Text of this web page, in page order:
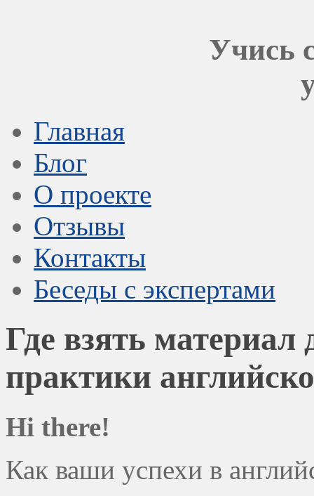
Учись
Главная
Блог
О проекте
Отзывы
Контакты
Беседы с экспертами
Где взять материал
практики
Hi there!
Как ваши успехи в